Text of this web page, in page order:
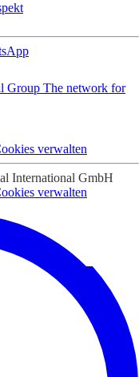
App
Group The network for
verwalten
International GmbH
verwalten